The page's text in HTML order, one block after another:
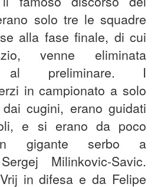
solo tre le squadre
alla fase finale, di cui
venne eliminata
al preliminare. I
in campionato a solo
cugini, erano guidati
e si erano da poco
gigante serbo a
Milinkovic-Savic.
in difesa e da Felipe